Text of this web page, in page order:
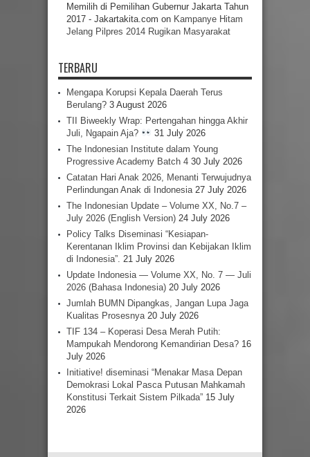
Memilih di Pemilihan Gubernur Jakarta Tahun
2017 - Jakartakita.com on Kampanye Hitam
Jelang Pilpres 2014 Rugikan Masyarakat
TERBARU
Mengapa Korupsi Kepala Daerah Terus
Berulang? 3 August 2026
TII Biweekly Wrap: Pertengahan hingga Akhir
Juli, Ngapain Aja?
31 July 2026
The Indonesian Institute dalam Young
Progressive Academy Batch 4 30 July 2026
Catatan Hari Anak 2026, Menanti Terwujudnya
Perlindungan Anak di Indonesia 27 July 2026
The Indonesian Update – Volume XX, No.7 –
July 2026 (English Version) 24 July 2026
Policy Talks Diseminasi “Kesiapan-
Kerentanan Iklim Provinsi dan Kebijakan Iklim
di Indonesia”. 21 July 2026
Update Indonesia — Volume XX, No. 7 — Juli
2026 (Bahasa Indonesia) 20 July 2026
Jumlah BUMN Dipangkas, Jangan Lupa Jaga
Kualitas Prosesnya 20 July 2026
TIF 134 – Koperasi Desa Merah Putih:
Mampukah Mendorong Kemandirian Desa? 16
July 2026
Initiative! diseminasi “Menakar Masa Depan
Demokrasi Lokal Pasca Putusan Mahkamah
Konstitusi Terkait Sistem Pilkada” 15 July
2026